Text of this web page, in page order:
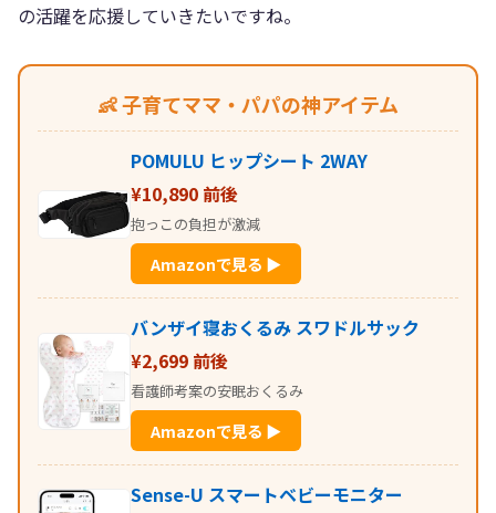
の活躍を応援していきたいですね。
👶 子育てママ・パパの神アイテム
POMULU ヒップシート 2WAY
¥10,890 前後
抱っこの負担が激減
Amazonで見る ▶
バンザイ寝おくるみ スワドルサック
¥2,699 前後
看護師考案の安眠おくるみ
Amazonで見る ▶
Sense-U スマートベビーモニター